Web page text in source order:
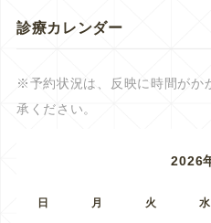
診療カレンダー
※予約状況は、反映に時間がか
承ください。
2026
日 月 火 水